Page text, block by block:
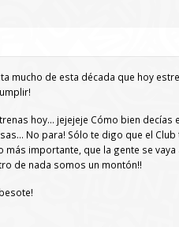
mucho de esta década que hoy
hoy… jejejeje Cómo bien decías
No para! Sólo te digo que el
importante, que la gente se vaya
de nada somos un montón!!